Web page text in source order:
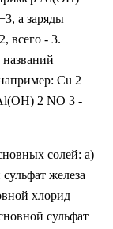
а заряды
всего - 3.
Сu 2
2 NO 3 -
солей: а)
железа
хлорид
сульфат